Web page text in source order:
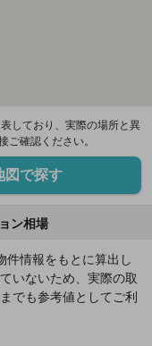
しており、実際の場所と異
ご確認ください。
図で探す
ン相場
件情報をもとに算出し
いないため、実際の取
でも参考値としてご利